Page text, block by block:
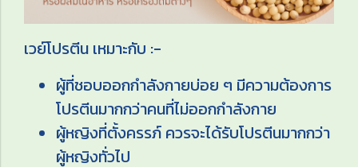
เวย์โปรตีน เหมาะกับ :-
ผู้ที่ชอบออกกำลังกายบ่อย ๆ มีความต้องการ
โปรตีนมากกว่าคนที่ไม่ออกกำลังกาย
ผู้หญิงที่ตั้งครรภ์ ควรจะได้รับโปรตีนมากกว่า
ผู้หญิงทั่วไป